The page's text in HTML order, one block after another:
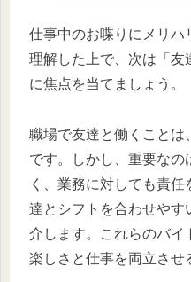
仕事中のお喋りにメリハ
理解した上で、次は「友
に焦点を当てましょう。
職場で友達と働くことは
です。しかし、重要なの
く、業務に対しても責
達とシフトを合わせやす
介します。これらのバイ
楽しさと仕事を両立させ